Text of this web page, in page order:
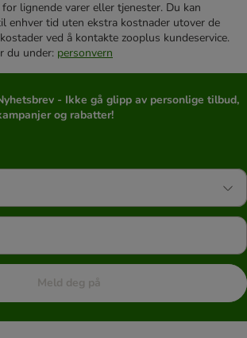
lignende varer eller tjenester. Du kan
enhver tid uten ekstra kostnader utover de
ved å kontakte zooplus kundeservice.
du under: personvern
- Ikke gå glipp av personlige tilbud,
og rabatter!
Meld deg på